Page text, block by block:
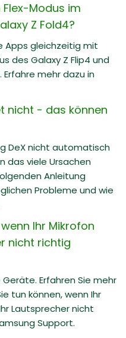
Modus im
Z Fold4?
Apps gleichzeitig mit
des Galaxy Z Flip4 und
Erfahre mehr dazu in
nicht - das können
DeX nicht automatisch
das viele Ursachen
Anleitung
Probleme und wie
Ihr Mikrofon
nicht richtig
Geräte. Erfahren Sie mehr
tun können, wenn Ihr
Lautsprecher nicht
Support.